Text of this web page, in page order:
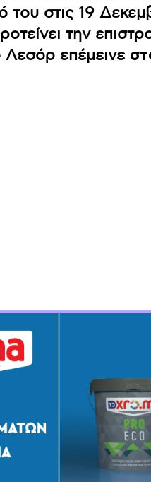
του στις 19
την
Λεσόρ επέμεινε